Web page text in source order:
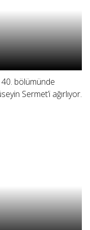
40. bölümünde
Sermet’i ağırlıyor.